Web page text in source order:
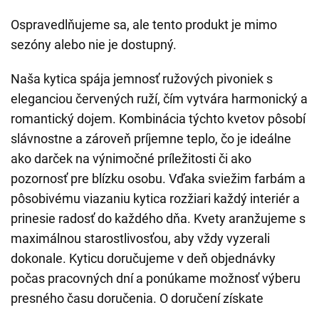
Ospravedlňujeme sa, ale tento produkt je mimo
sezóny alebo nie je dostupný.
Naša kytica spája jemnosť ružových pivoniek s
eleganciou červených ruží, čím vytvára harmonický a
romantický dojem. Kombinácia týchto kvetov pôsobí
slávnostne a zároveň príjemne teplo, čo je ideálne
ako darček na výnimočné príležitosti či ako
pozornosť pre blízku osobu. Vďaka sviežim farbám a
pôsobivému viazaniu kytica rozžiari každý interiér a
prinesie radosť do každého dňa. Kvety aranžujeme s
maximálnou starostlivosťou, aby vždy vyzerali
dokonale. Kyticu doručujeme v deň objednávky
počas pracovných dní a ponúkame možnosť výberu
presného času doručenia. O doručení získate